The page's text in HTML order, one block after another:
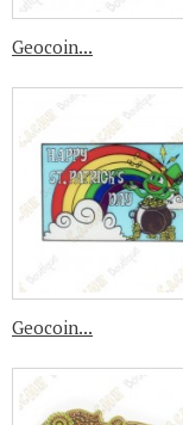
Geocoin...
Geocoin...